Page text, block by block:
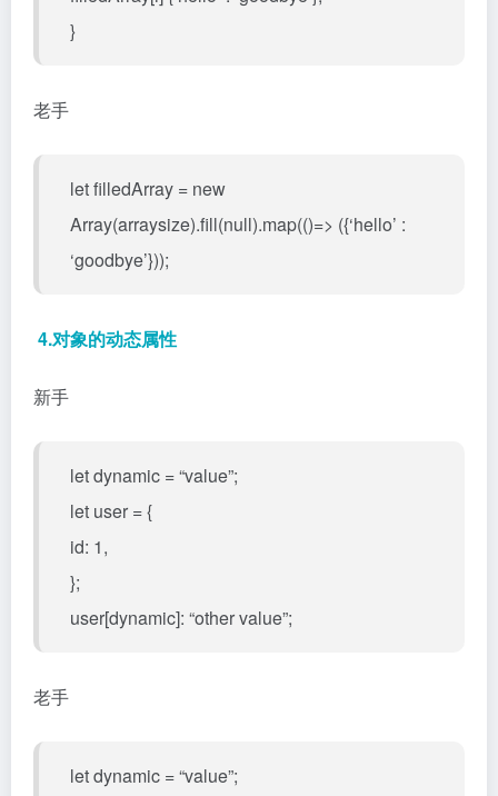
}
老手
let filledArray = new
Array(arraysize).fill(null).map(()=> ({‘hello’ :
‘goodbye’}));
4.对象的动态属性
新手
let dynamic = “value”;
let user = {
id: 1,
};
user[dynamic]: “other value”;
老手
let dynamic = “value”;